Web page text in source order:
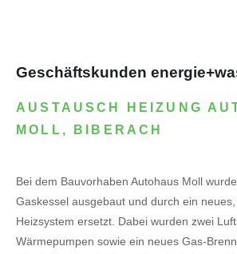
Geschäftskunden
AUSTAUSCH HEIZUNG
MOLL, BIBERACH
Bei dem Bauvorhaben Autohaus Moll
Gaskessel ausgebaut und durch ein
Heizsystem ersetzt. Dabei wurden zwei
Wärmepumpen sowie ein neues Gas-